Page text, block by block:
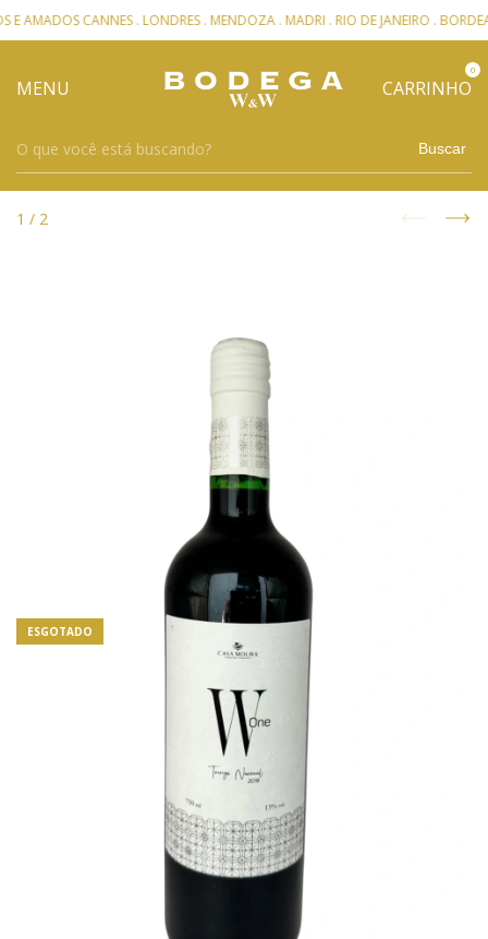
AMADOS CANNES . LONDRES . MENDOZA . MADRI . RIO DE JANEIRO .
MENU CARRINHO
0
Buscar
1 / 2
ESGOTADO